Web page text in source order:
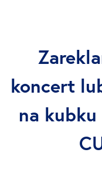
koncert
na